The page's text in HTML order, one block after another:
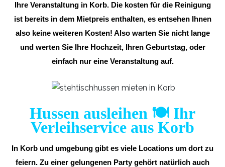
Ihre Veranstaltung in Korb. Die kosten für die Reinigung
ist bereits in dem Mietpreis enthalten, es entsehen Ihnen
also keine weiteren Kosten! Also warten Sie nicht lange
und werten Sie Ihre Hochzeit, Ihren Geburtstag, oder
einfach nur eine Veranstaltung auf.
Hussen ausleihen 🍽️ Ihr
Verleihservice aus Korb
In Korb und umgebung gibt es viele Locations um dort zu
feiern. Zu einer gelungenen Party gehört natürlich auch